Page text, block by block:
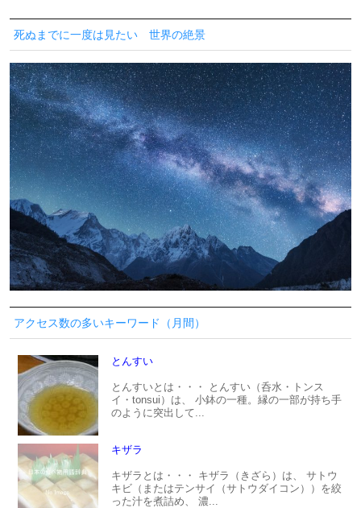
死ぬまでに一度は見たい 世界の絶景
アクセス数の多いキーワード（月間）
とんすい
とんすいとは・・・ とんすい（呑水・トンス
イ・tonsui）は、 小鉢の一種。縁の一部が持ち手
のように突出して...
キザラ
キザラとは・・・ キザラ（きざら）は、 サトウ
キビ（またはテンサイ（サトウダイコン））を絞
った汁を煮詰め、 濃...